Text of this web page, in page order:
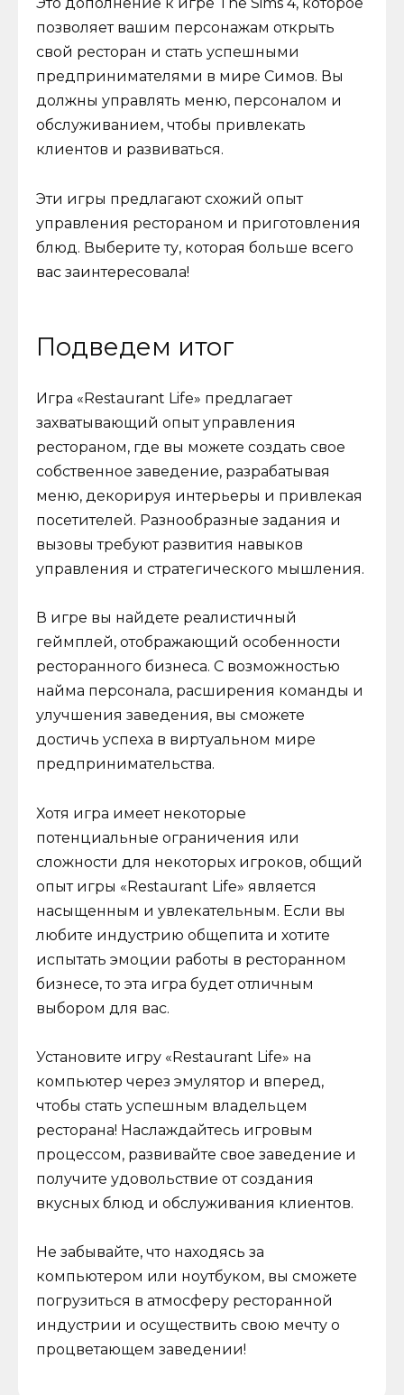
Это дополнение к игре The Sims 4, которое
позволяет вашим персонажам открыть
свой ресторан и стать успешными
предпринимателями в мире Симов. Вы
должны управлять меню, персоналом и
обслуживанием, чтобы привлекать
клиентов и развиваться.
Эти игры предлагают схожий опыт
управления рестораном и приготовления
блюд. Выберите ту, которая больше всего
вас заинтересовала!
Подведем итог
Игра «Restaurant Life» предлагает
захватывающий опыт управления
рестораном, где вы можете создать свое
собственное заведение, разрабатывая
меню, декорируя интерьеры и привлекая
посетителей. Разнообразные задания и
вызовы требуют развития навыков
управления и стратегического мышления.
В игре вы найдете реалистичный
геймплей, отображающий особенности
ресторанного бизнеса. С возможностью
найма персонала, расширения команды и
улучшения заведения, вы сможете
достичь успеха в виртуальном мире
предпринимательства.
Хотя игра имеет некоторые
потенциальные ограничения или
сложности для некоторых игроков, общий
опыт игры «Restaurant Life» является
насыщенным и увлекательным. Если вы
любите индустрию общепита и хотите
испытать эмоции работы в ресторанном
бизнесе, то эта игра будет отличным
выбором для вас.
Установите игру «Restaurant Life» на
компьютер через эмулятор и вперед,
чтобы стать успешным владельцем
ресторана! Наслаждайтесь игровым
процессом, развивайте свое заведение и
получите удовольствие от создания
вкусных блюд и обслуживания клиентов.
Не забывайте, что находясь за
компьютером или ноутбуком, вы сможете
погрузиться в атмосферу ресторанной
индустрии и осуществить свою мечту о
процветающем заведении!